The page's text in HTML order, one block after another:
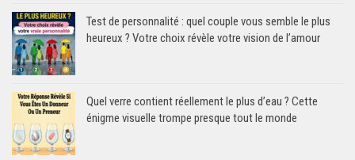
Test de personnalité : quel couple vous semble le plus
heureux ? Votre choix révèle votre vision de l’amour
Quel verre contient réellement le plus d’eau ? Cette
énigme visuelle trompe presque tout le monde